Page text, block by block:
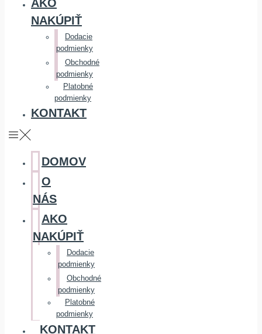
AKO
NAKÚPIŤ
Dodacie
podmienky
Obchodné
podmienky
Platobné
podmienky
KONTAKT
DOMOV
O
NÁS
AKO
NAKÚPIŤ
Dodacie
podmienky
Obchodné
podmienky
Platobné
podmienky
KONTAKT